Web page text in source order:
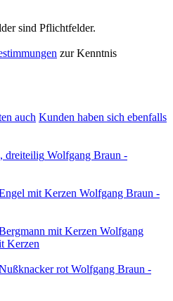
sind Pflichtfelder.
zur Kenntnis
auch Kunden haben sich ebenfalls
Wolfgang Braun -
Wolfgang Braun -
Wolfgang
Kerzen
Wolfgang Braun -